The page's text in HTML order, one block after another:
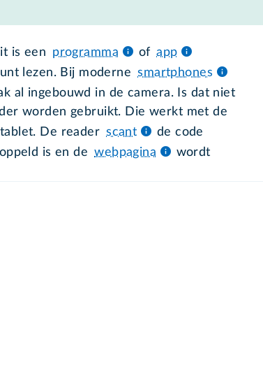
is een programma of app
lezen. Bij moderne smartphones
al ingebouwd in de camera. Is dat niet
worden gebruikt. Die werkt met de
De reader scant
de code
is en de webpagina
wordt